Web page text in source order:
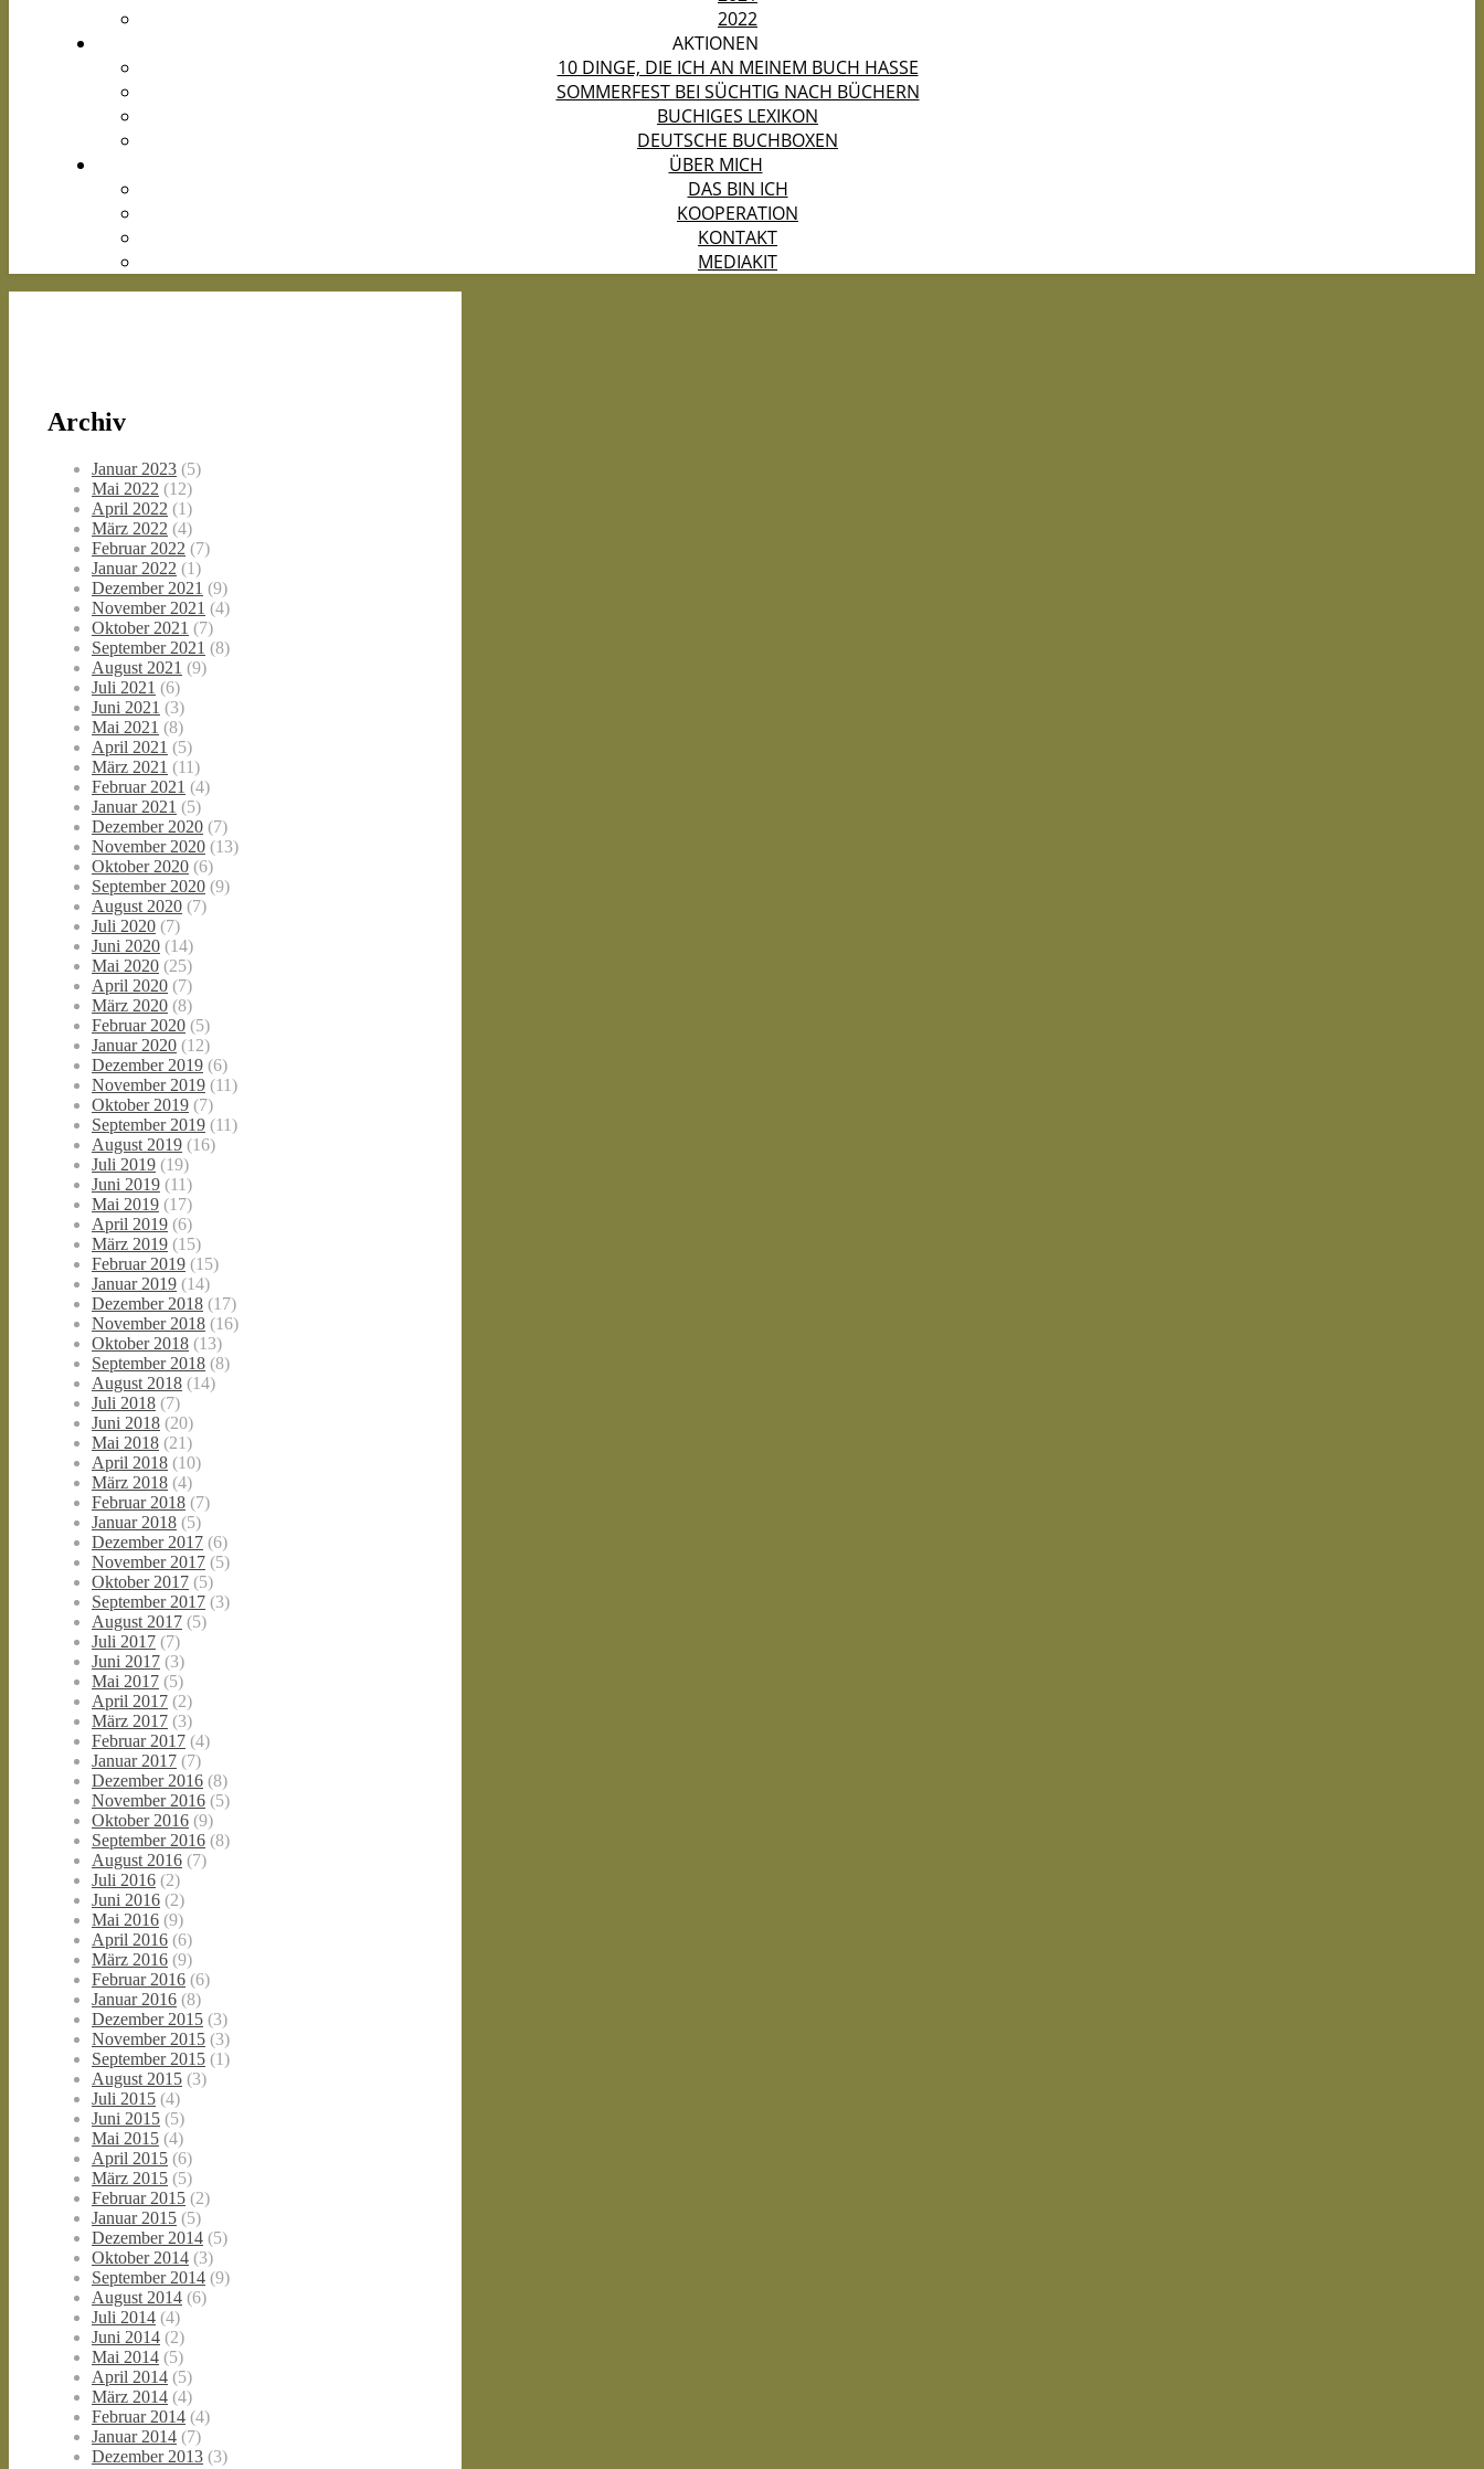
2022
AKTIONEN
10 DINGE, DIE ICH AN MEINEM BUCH HASSE
SOMMERFEST BEI SÜCHTIG NACH BÜCHERN
BUCHIGES LEXIKON
DEUTSCHE BUCHBOXEN
ÜBER MICH
DAS BIN ICH
KOOPERATION
KONTAKT
MEDIAKIT
Archiv
Januar 2023 (5)
Mai 2022 (12)
April 2022 (1)
März 2022 (4)
Februar 2022 (7)
Januar 2022 (1)
Dezember 2021 (9)
November 2021 (4)
Oktober 2021 (7)
September 2021 (8)
August 2021 (9)
Juli 2021 (6)
Juni 2021 (3)
Mai 2021 (8)
April 2021 (5)
März 2021 (11)
Februar 2021 (4)
Januar 2021 (5)
Dezember 2020 (7)
November 2020 (13)
Oktober 2020 (6)
September 2020 (9)
August 2020 (7)
Juli 2020 (7)
Juni 2020 (14)
Mai 2020 (25)
April 2020 (7)
März 2020 (8)
Februar 2020 (5)
Januar 2020 (12)
Dezember 2019 (6)
November 2019 (11)
Oktober 2019 (7)
September 2019 (11)
August 2019 (16)
Juli 2019 (19)
Juni 2019 (11)
Mai 2019 (17)
April 2019 (6)
März 2019 (15)
Februar 2019 (15)
Januar 2019 (14)
Dezember 2018 (17)
November 2018 (16)
Oktober 2018 (13)
September 2018 (8)
August 2018 (14)
Juli 2018 (7)
Juni 2018 (20)
Mai 2018 (21)
April 2018 (10)
März 2018 (4)
Februar 2018 (7)
Januar 2018 (5)
Dezember 2017 (6)
November 2017 (5)
Oktober 2017 (5)
September 2017 (3)
August 2017 (5)
Juli 2017 (7)
Juni 2017 (3)
Mai 2017 (5)
April 2017 (2)
März 2017 (3)
Februar 2017 (4)
Januar 2017 (7)
Dezember 2016 (8)
November 2016 (5)
Oktober 2016 (9)
September 2016 (8)
August 2016 (7)
Juli 2016 (2)
Juni 2016 (2)
Mai 2016 (9)
April 2016 (6)
März 2016 (9)
Februar 2016 (6)
Januar 2016 (8)
Dezember 2015 (3)
November 2015 (3)
September 2015 (1)
August 2015 (3)
Juli 2015 (4)
Juni 2015 (5)
Mai 2015 (4)
April 2015 (6)
März 2015 (5)
Februar 2015 (2)
Januar 2015 (5)
Dezember 2014 (5)
Oktober 2014 (3)
September 2014 (9)
August 2014 (6)
Juli 2014 (4)
Juni 2014 (2)
Mai 2014 (5)
April 2014 (5)
März 2014 (4)
Februar 2014 (4)
Januar 2014 (7)
Dezember 2013 (3)